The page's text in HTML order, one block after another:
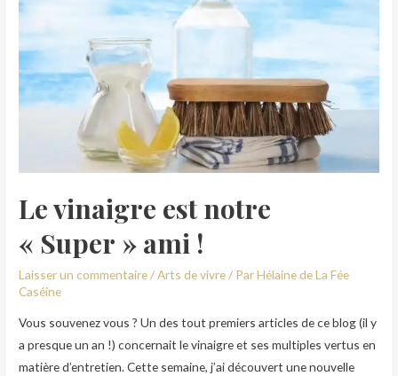
Le vinaigre est notre
« Super » ami !
Laisser un commentaire/Arts de vivre/ ParHélaine de La Fée
Caséine
Vous souvenez vous ? Un des tout premiers articles de ce blog (il y
a presque un an !) concernait le vinaigre et ses multiples vertus en
matière d’entretien. Cette semaine, j’ai découvert une nouvelle